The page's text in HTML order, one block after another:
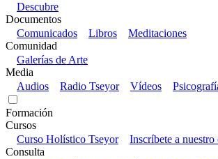
Descubre
Documentos
Comunicados
Libros
Meditaciones
Comunidad
Galerías de Arte
Media
Audios
Radio Tseyor Vídeos
Formación
Cursos
Curso Holístico Tseyor
Inscríbete a nuestro
Consulta